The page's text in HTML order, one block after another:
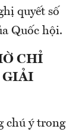
quyết số
Quốc hội.
CHỈ
GIẢI
chú ý trong